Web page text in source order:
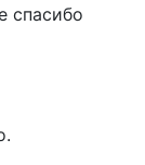
спасибо